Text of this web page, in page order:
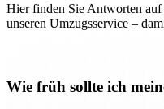
Hier finden Sie Antworten
unseren Umzugsservice –
Wie früh sollte ich